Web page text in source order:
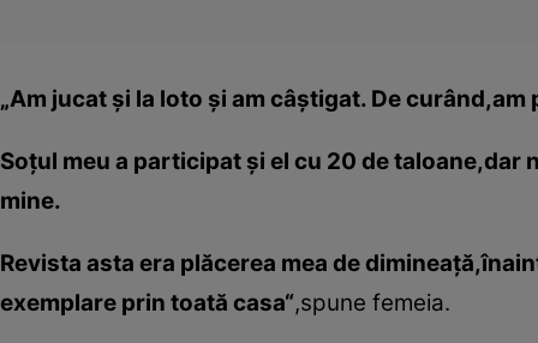
„Am jucat şi la loto şi am câştigat. De
Soţul meu a participat şi el cu 20 de
mine.
Revista asta era plăcerea mea de
exemplare prin toată casa“,spune femeia.